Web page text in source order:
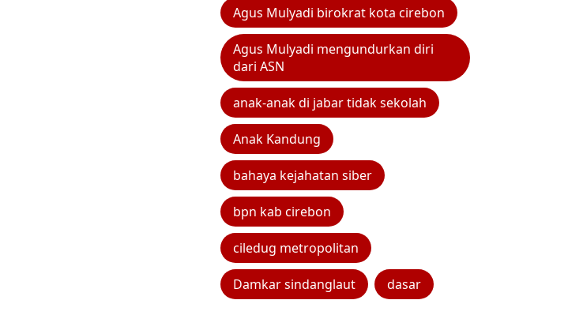
Agus Mulyadi birokrat kota cirebon
Agus Mulyadi mengundurkan diri
dari ASN
anak-anak di jabar tidak sekolah
Anak Kandung
bahaya kejahatan siber
bpn kab cirebon
ciledug metropolitan
Damkar sindanglaut dasar